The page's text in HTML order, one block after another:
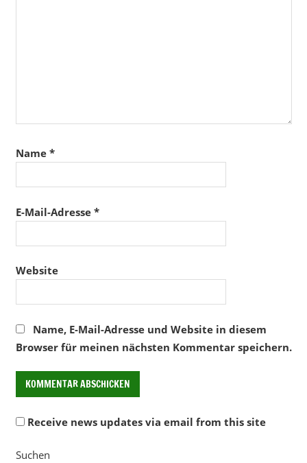
Name *
E-Mail-Adresse *
Website
Name, E-Mail-Adresse und Website in diesem
Browser für meinen nächsten Kommentar speichern.
Receive news updates via email from this site
Alternative:
Suchen